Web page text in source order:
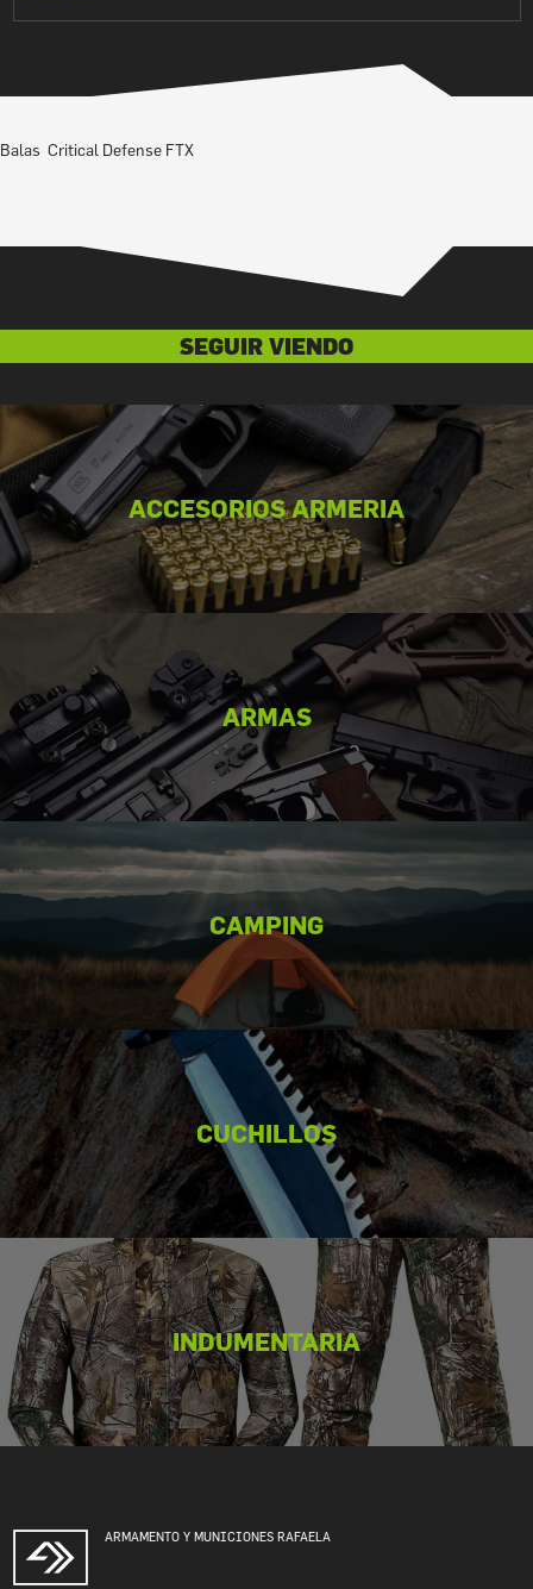
Balas Critical Defense FTX
SEGUIR VIENDO
ACCESORIOS ARMERIA
ARMAS
CAMPING
CUCHILLOS
INDUMENTARIA
ARMAMENTO Y MUNICIONES RAFAELA